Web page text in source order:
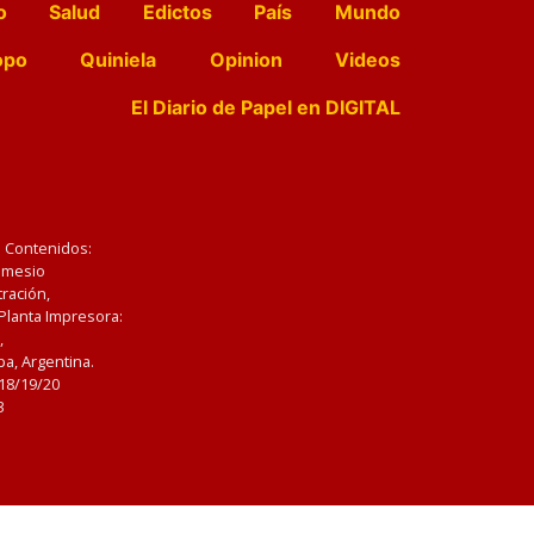
Salud Edictos País
Mundo
Quiniela Opinion
Videos
El Diario de Papel en DIGITAL
Impresora:
Argentina.
19/20